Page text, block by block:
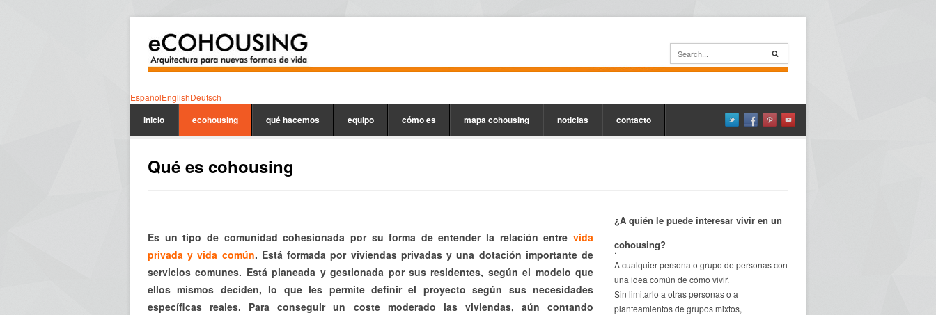
EspañolEnglishDeutsch
inicio ecohousing qué hacemos equipo cómo es mapa cohousing noticias contacto
Qué es cohousing
Es un tipo de comunidad cohesionada por su forma de entender la relación entre vida
privada y vida común. Está formada por viviendas privadas y una dotación importante de
servicios comunes. Está planeada y gestionada por sus residentes, según el modelo que
ellos mismos deciden, lo que les permite definir el proyecto según sus necesidades
específicas reales. Para conseguir un coste moderado las viviendas, aún contando
¿A quién le puede interesar vivir en un
cohousing?
.
A cualquier persona o grupo de personas con
una idea común de cómo vivir.
Sin limitarlo a otras personas o a
planteamientos de grupos mixtos,